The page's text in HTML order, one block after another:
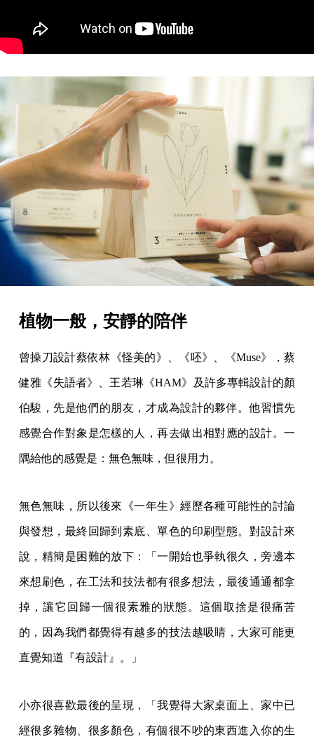
植物一般，安靜的陪伴
曾操刀設計蔡依林《怪美的》、《呸》、《Muse》，蔡
健雅《失語者》、王若琳《HAM》及許多專輯設計的顏
伯駿，先是他們的朋友，才成為設計的夥伴。他習慣先
感覺合作對象是怎樣的人，再去做出相對應的設計。一
隅給他的感覺是：無色無味，但很用力。
無色無味，所以後來《一年生》經歷各種可能性的討論
與發想，最終回歸到素底、單色的印刷型態。對設計來
說，精簡是困難的放下：「一開始也爭執很久，旁邊本
來想刷色，在工法和技法都有很多想法，最後通通都拿
掉，讓它回歸一個很素雅的狀態。這個取捨是很痛苦
的，因為我們都覺得有越多的技法越吸睛，大家可能更
直覺知道『有設計』。」
小亦很喜歡最後的呈現，「我覺得大家桌面上、家中已
經很多雜物、很多顏色，有個很不吵的東西進入你的生